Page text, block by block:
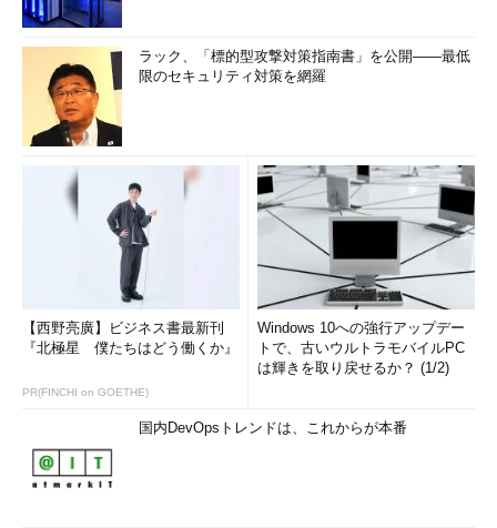
ラック、「標的型攻撃対策指南書」を公開――最低
限のセキュリティ対策を網羅
【西野亮廣】ビジネス書最新刊
『北極星 僕たちはどう働くか』
PR(FINCHI on GOETHE)
Windows 10への強行アップデー
トで、古いウルトラモバイルPC
は輝きを取り戻せるか？ (1/2)
国内DevOpsトレンドは、これからが本番